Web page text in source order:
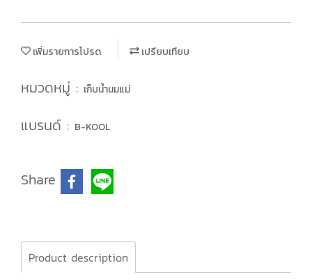
เพิ่มรายการโปรด เปรียบเทียบ
หมวดหมู่ : เก็บน้ำนมแม่
แบรนด์ : B-KOOL
Share
Product description